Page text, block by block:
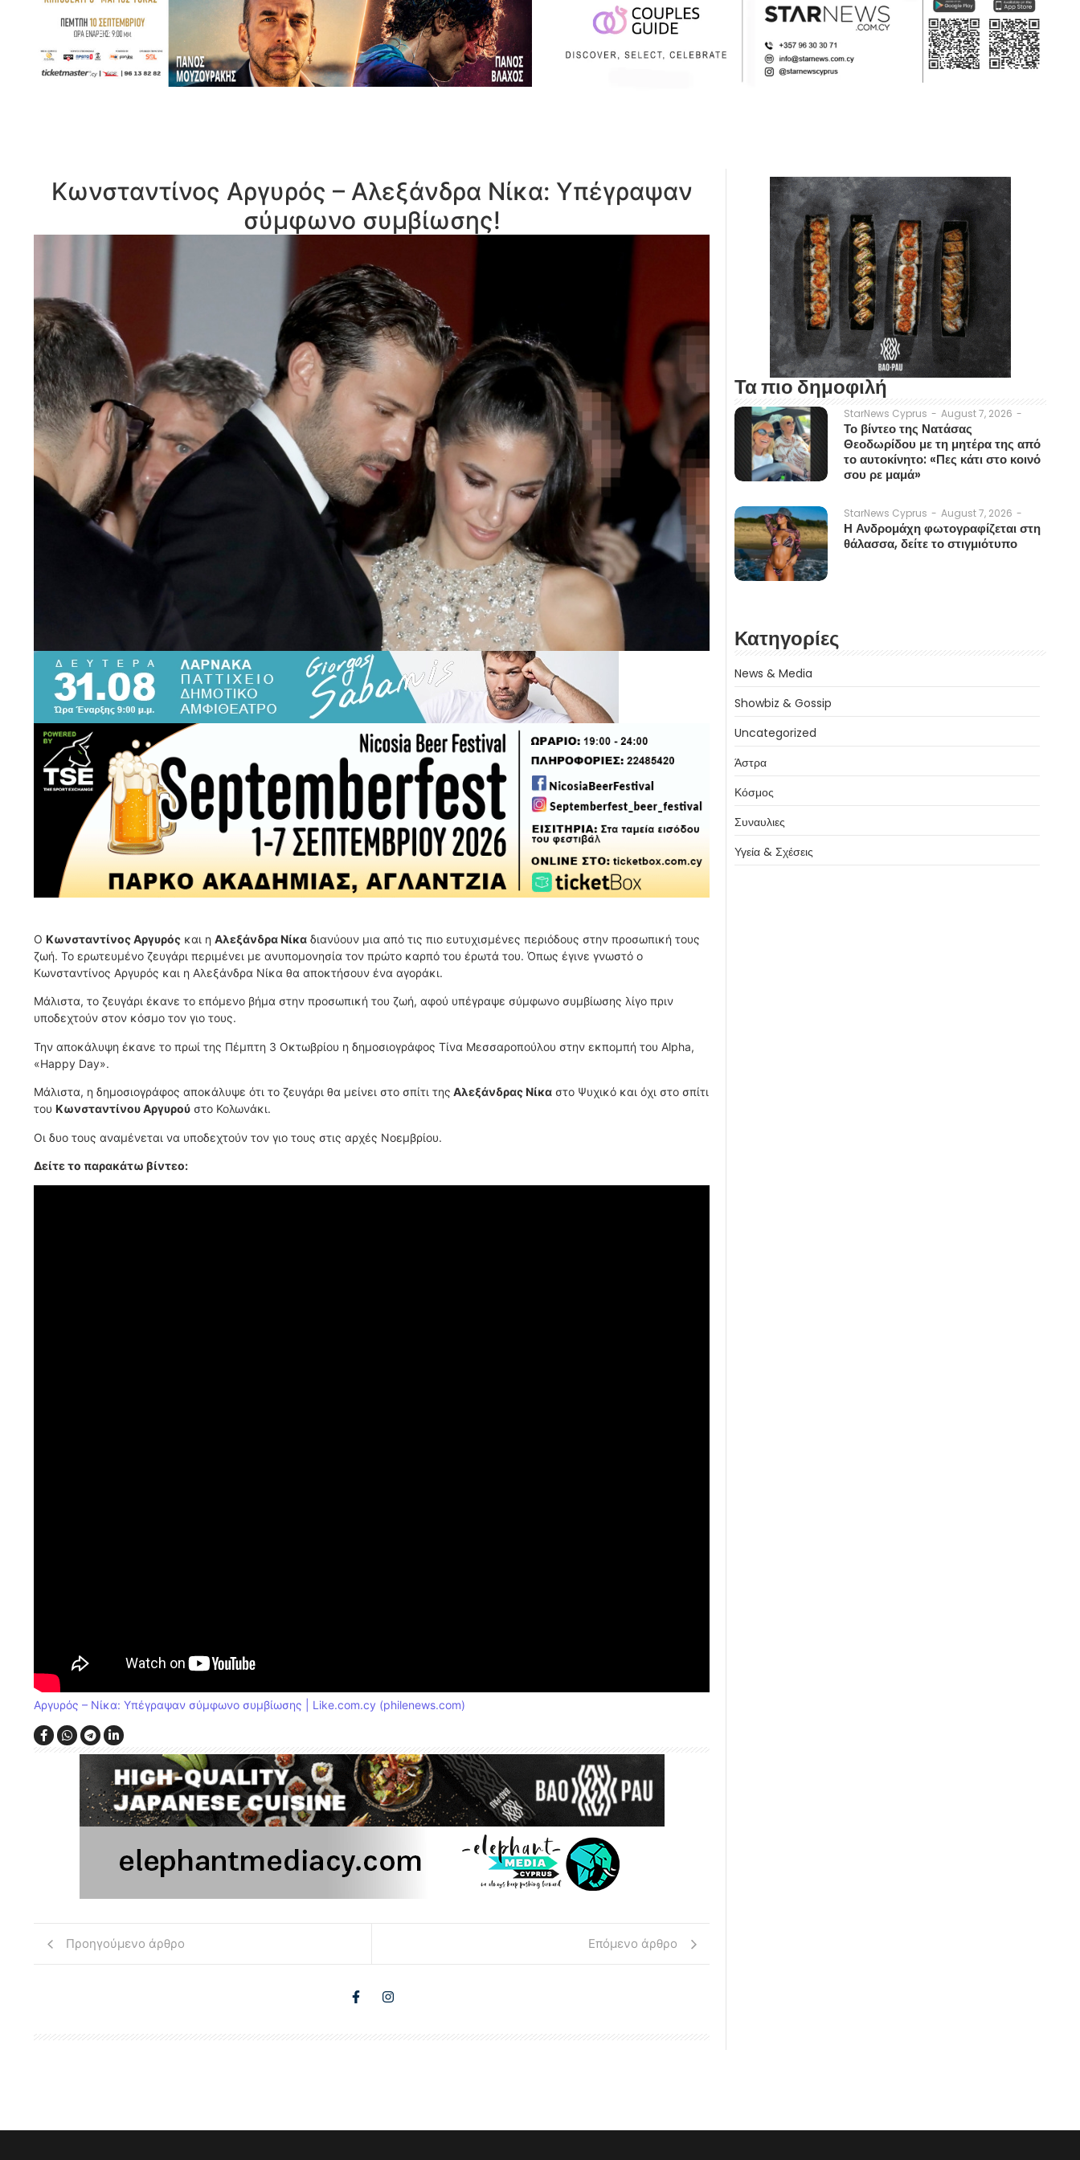
Κωνσταντίνος Αργυρός – Αλεξάνδρα Νίκα: Υπέγραψαν
σύμφωνο συμβίωσης!
Ο Κωνσταντίνος Αργυρός και η Αλεξάνδρα Νίκα διανύουν μια από τις πιο ευτυχισμένες περιόδους στην προσωπική τους
ζωή. Το ερωτευμένο ζευγάρι περιμένει με ανυπομονησία τον πρώτο καρπό του έρωτά του. Όπως έγινε γνωστό ο
Κωνσταντίνος Αργυρός και η Αλεξάνδρα Νίκα θα αποκτήσουν ένα αγοράκι.
Μάλιστα, το ζευγάρι έκανε το επόμενο βήμα στην προσωπική του ζωή, αφού υπέγραψε σύμφωνο συμβίωσης λίγο πριν
υποδεχτούν στον κόσμο τον γιο τους.
Την αποκάλυψη έκανε το πρωί της Πέμπτη 3 Οκτωβρίου η δημοσιογράφος Τίνα Μεσσαροπούλου στην εκπομπή του Alpha,
«Happy Day».
Μάλιστα, η δημοσιογράφος αποκάλυψε ότι το ζευγάρι θα μείνει στο σπίτι της Αλεξάνδρας Νίκα στο Ψυχικό και όχι στο σπίτι
του Κωνσταντίνου Αργυρού στο Κολωνάκι.
Οι δυο τους αναμένεται να υποδεχτούν τον γιο τους στις αρχές Νοεμβρίου.
Δείτε το παρακάτω βίντεο:
Αργυρός – Νίκα: Υπέγραψαν σύμφωνο συμβίωσης | Like.com.cy (philenews.com)
Προηγούμενο άρθρο Επόμενο άρθρο
Τα πιο δημοφιλή
StarNews Cyprus - August 7, 2026 -
Το βίντεο της Νατάσας
Θεοδωρίδου με τη μητέρα της από
το αυτοκίνητο: «Πες κάτι στο κοινό
σου ρε μαμά»
StarNews Cyprus - August 7, 2026 -
Η Ανδρομάχη φωτογραφίζεται στη
θάλασσα, δείτε το στιγμιότυπο
Κατηγορίες
News & Media
Showbiz & Gossip
Uncategorized
Άστρα
Κόσμος
Συναυλιες
Υγεία & Σχέσεις